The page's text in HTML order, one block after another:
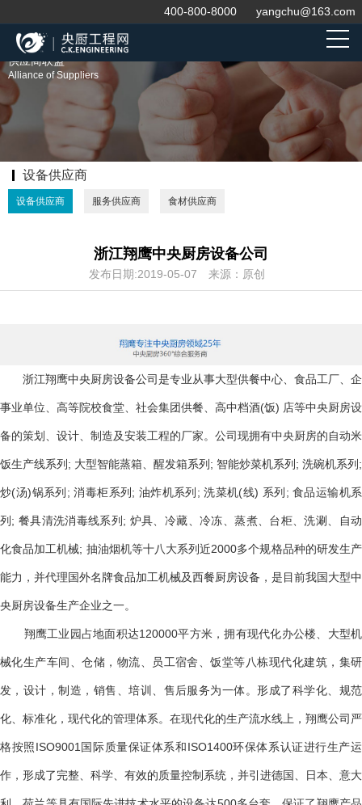
400-800-8000 yangchu@163.com
供应商联盟
Alliance of Suppliers
设备供应商
设备供应商 服务供应商 食材供应商
浙江翔鹰中央厨房设备公司
发布日期:2019-05-07 来源：原创
浙江翔鹰中央厨房设备公司是专业从事大型供餐中心、食品工厂、企
事业单位、高等院校食堂、社会集团供餐、高中档酒(饭) 店等中央厨房设
备的策划、设计、制造及安装工程的厂家。公司现拥有中央厨房的自动米
饭生产线系列; 大型智能蒸箱、醒发箱系列; 智能炒菜机系列; 洗碗机系列;
炒(汤)锅系列; 消毒柜系列; 油炸机系列; 洗菜机(线) 系列; 食品运输机系
列; 餐具清洗消毒线系列; 炉具、冷藏、冷冻、蒸煮、台柜、洗涮、自动
化食品加工机械; 抽油烟机等十八大系列近2000多个规格品种的研发生产
能力，并代理国外名牌食品加工机械及西餐厨房设备，是目前我国大型中
央厨房设备生产企业之一。
翔鹰工业园占地面积达120000平方米，拥有现代化办公楼、大型机
械化生产车间、仓储，物流、员工宿舍、饭堂等八栋现代化建筑，集研
发，设计，制造，销售、培训、售后服务为一体。形成了科学化、规范
化、标准化，现代化的管理体系。在现代化的生产流水线上，翔鹰公司严
格按照ISO9001国际质量保证体系和ISO1400环保体系认证进行生产运
作，形成了完整、科学、有效的质量控制系统，并引进德国、日本、意大